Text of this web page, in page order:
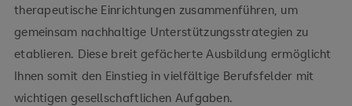
therapeutische Einrichtungen zusammenführen, um
gemeinsam nachhaltige Unterstützungsstrategien zu
etablieren. Diese breit gefächerte Ausbildung ermöglicht
Ihnen somit den Einstieg in vielfältige Berufsfelder mit
wichtigen gesellschaftlichen Aufgaben.